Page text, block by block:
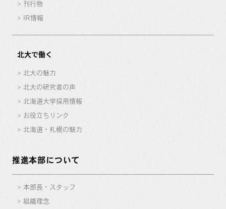
刊行物
IR情報
北大で働く
北大の魅力
北大の研究者の声
北海道大学採用情報
お役立ちリンク
北海道・札幌の魅力
推進本部について
本部長・スタッフ
組織理念